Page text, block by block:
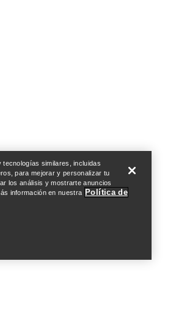
tecnologías similares, incluidas
para mejorar y personalizar tu
los análisis y mostrarte anuncios
información en nuestra Política de